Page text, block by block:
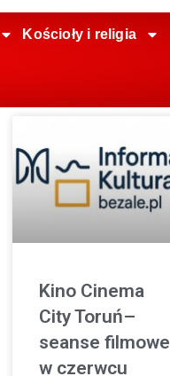
Kościoły i religia
Kino Cinema
City Toruń–
seanse filmowe
w czerwcu